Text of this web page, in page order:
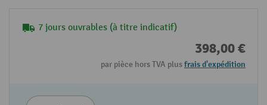
7 jours ouvrables (à titre indicatif)
398,00 €
par pièce hors TVA plusfrais d'expédition